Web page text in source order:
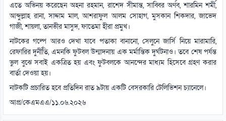
এতে অভিনয় করেছেন অহনা রহমান, রাশেদ সীমান্ত, সাব্বির অর্ণব, শারমিন শর্মী,
আব্দুল্লাহ রানা, সাদ্দাম মাল, আশরাফুল আলম সোহাগ, মুসকান শিকদার, জাভেদ
গাজী, শায়লা, তানভীর মাসুদ, ফাতেমা হীরা প্রমুখ।
নাটকের গল্পে আরও দেখা যাবে পতাকা বানানো, সেলুনে জার্সি নিয়ে মারামারি,
রেফারির দুর্নীতি, এমনকি ফুটবল উন্মাদনায় এক মর্মান্তিক দুর্ঘটনাও। তবে শেষ পর্যন্ত
ভুল বুঝে সবাই একত্রিত হয় এবং ফুটবলকে আনন্দের মাধ্যম হিসেবে গ্রহণ করার
বার্তা দেওয়া হয়।
নাটকটি প্রচারিত হবে প্রতিদিন রাত ৯টায় একটি বেসরকারি টেলিভিশন চ্যানেলে।
আপ্র/কেএমএএ/১১.০৬.২০২৬